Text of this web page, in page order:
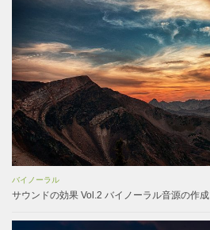
バイノーラル
サウンドの効果 Vol.2 バイノーラル音源の作成